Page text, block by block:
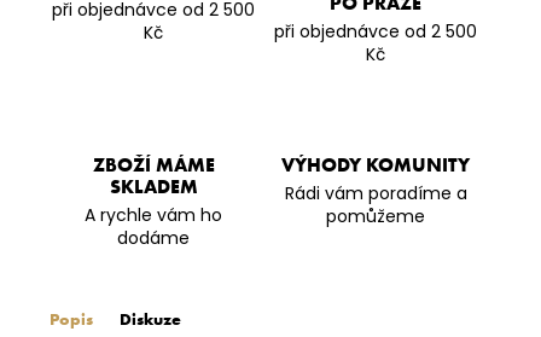
při objednávce od 2 500
Kč
při objednávce od 2 500
Kč
ZBOŽÍ MÁME
SKLADEM
A rychle vám ho
dodáme
VÝHODY KOMUNITY
Rádi vám poradíme a
pomůžeme
Popis Diskuze